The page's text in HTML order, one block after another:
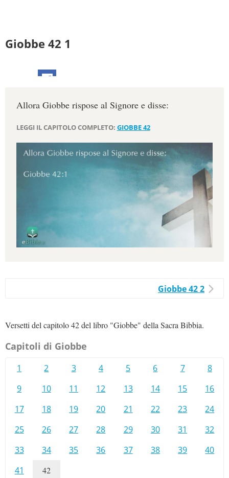
Giobbe 42 1
Allora Giobbe rispose al Signore e disse:
LEGGI IL CAPITOLO COMPLETO: GIOBBE 42
Giobbe 42 2
Versetti del capitolo 42 del libro "Giobbe" della Sacra Bibbia.
Capitoli di Giobbe
1 2 3 4 5 6 7
8
9
10 11 12 13 14 15
16
17
18 19 20 21 22 23
24
25
26 27 28 29 30 31
32
33
34 35 36 37 38 39
40
41
42